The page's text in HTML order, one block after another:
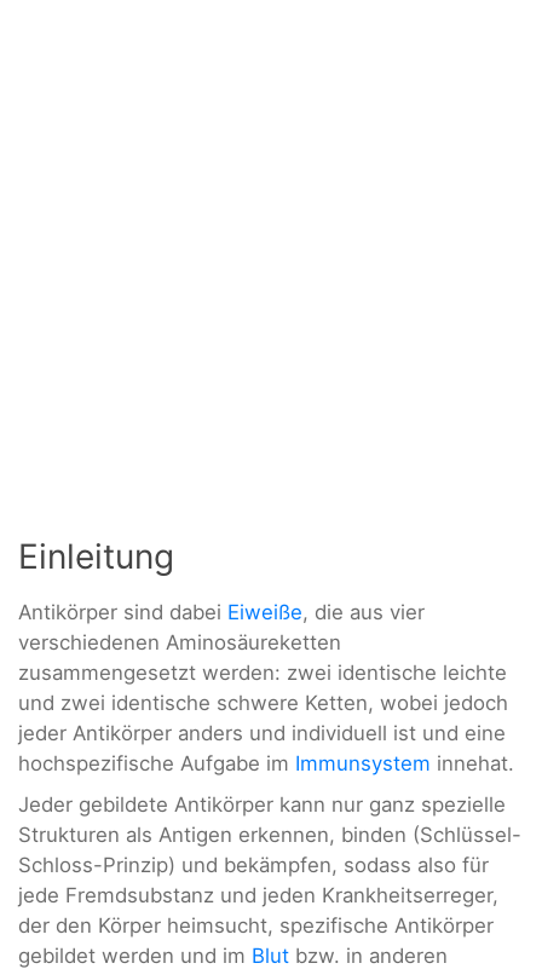
Einleitung
Antikörper sind dabei Eiweiße, die aus vier
verschiedenen Aminosäureketten
zusammengesetzt werden: zwei identische leichte
und zwei identische schwere Ketten, wobei jedoch
jeder Antikörper anders und individuell ist und eine
hochspezifische Aufgabe im Immunsystem innehat.
Jeder gebildete Antikörper kann nur ganz spezielle
Strukturen als Antigen erkennen, binden (Schlüssel-
Schloss-Prinzip) und bekämpfen, sodass also für
jede Fremdsubstanz und jeden Krankheitserreger,
der den Körper heimsucht, spezifische Antikörper
gebildet werden und im Blut bzw. in anderen